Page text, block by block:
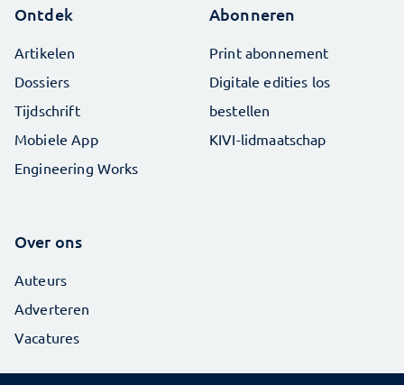
Ontdek
Artikelen
Dossiers
Tijdschrift
Mobiele App
Engineering Works
Abonneren
Print abonnement
Digitale edities los
bestellen
KIVI-lidmaatschap
Over ons
Auteurs
Adverteren
Vacatures